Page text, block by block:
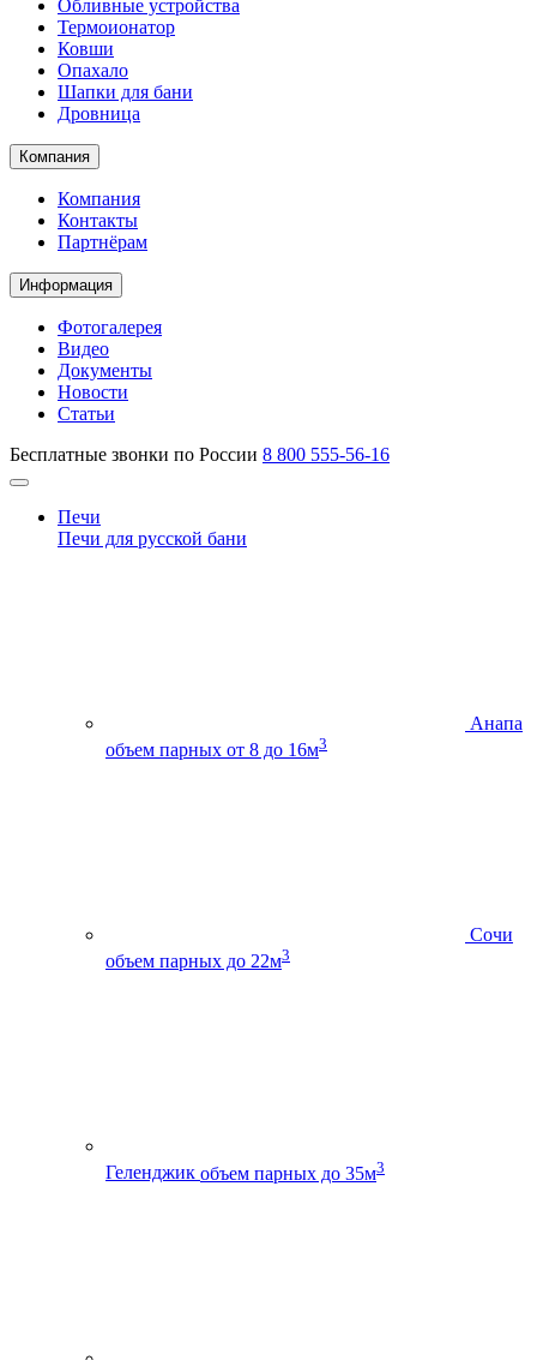
Обливные устройства
Термоионатор
Ковши
Опахало
Шапки для бани
Дровница
Компания
Компания
Контакты
Партнёрам
Информация
Фотогалерея
Видео
Документы
Новости
Статьи
Бесплатные звонки по России 8 800 555-56-16
Печи
Печи для русской бани
Анапа
объем парных от 8 до 16м3
Сочи
объем парных до 22м3
Геленджик объем парных до 35м3